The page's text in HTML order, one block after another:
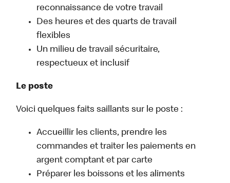
reconnaissance de votre travail
Des heures et des quarts de travail
flexibles
Un milieu de travail sécuritaire,
respectueux et inclusif
Le poste
Voici quelques faits saillants sur le poste :
Accueillir les clients, prendre les
commandes et traiter les paiements en
argent comptant et par carte
Préparer les boissons et les aliments